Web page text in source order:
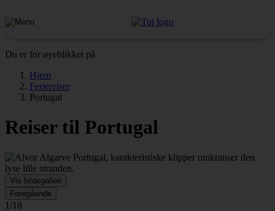
Du er for øyeblikket på
Hjem
Feriereiser
Portugal
Reiser til Portugal
Vis bildegalleri
Foregående
1/18